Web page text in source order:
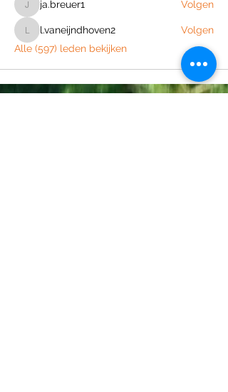
ja.breuer1
ja.breuer1 Volgen
l.vaneijndhoven2
l.vaneijndhoven2
Volgen
Alle (597) leden bekijken